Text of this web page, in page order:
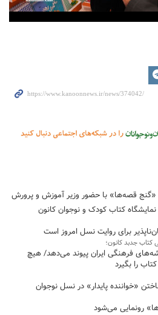
«گنج قصه‌ها» با حضور وزیر آموزش و پرورش
کتاب کودک و نوجوان کانون
برای روایت نسل امروز است
کتاب جدبد کانون؛
فرهنگی ایران پیوند می‌دهد/ هیچ
را بگیرد
«خواننده پایدار» در نسل نوجوان